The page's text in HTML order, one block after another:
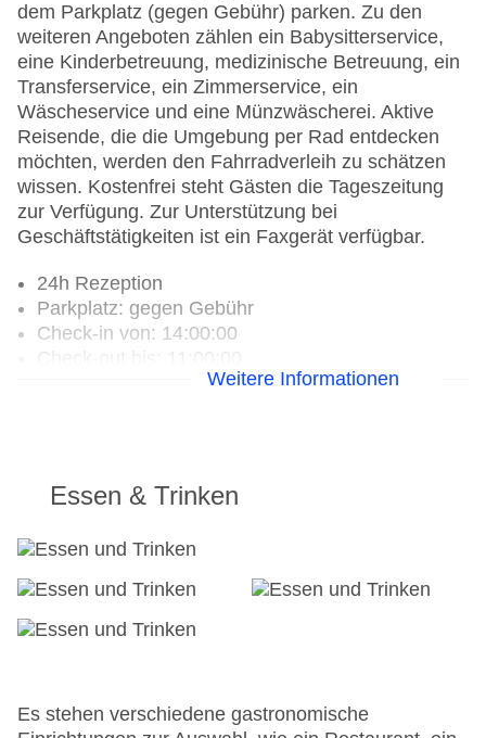
dem Parkplatz (gegen Gebühr) parken. Zu den
weiteren Angeboten zählen ein Babysitterservice,
eine Kinderbetreuung, medizinische Betreuung, ein
Transferservice, ein Zimmerservice, ein
Wäscheservice und eine Münzwäscherei. Aktive
Reisende, die die Umgebung per Rad entdecken
möchten, werden den Fahrradverleih zu schätzen
wissen. Kostenfrei steht Gästen die Tageszeitung
zur Verfügung. Zur Unterstützung bei
Geschäftstätigkeiten ist ein Faxgerät verfügbar.
24h Rezeption
Parkplatz: gegen Gebühr
Check-in von: 14:00:00
Garage: gegen Gebühr
Letzte umfassende Renovierung: 2010
Lift
Zimmerservice
Gesamtanzahl der Stockwerke: 5
Zahlungsarten: American Express, Diners Club,
Weitere Informationen
Essen & Trinken
Es stehen verschiedene gastronomische